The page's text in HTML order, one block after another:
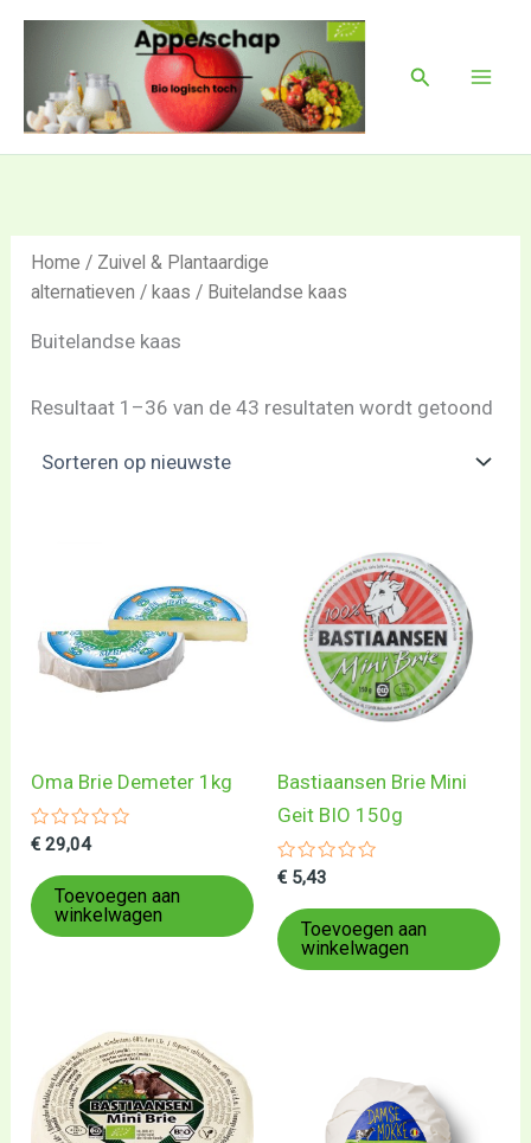
inhoud
Zoeken
Home / Zuivel & Plantaardige
alternatieven /kaas / Buitelandse kaas
Buitelandse kaas
Resultaat 1–36 van de 43 resultaten wordt getoond
Oma Brie Demeter 1kg
Gewaardeerd
uit
5
€ 29,04
Toevoegen aan
winkelwagen
Bastiaansen Brie Mini
Geit BIO 150g
Gewaardeerd
uit
5
€ 5,43
Toevoegen aan
winkelwagen